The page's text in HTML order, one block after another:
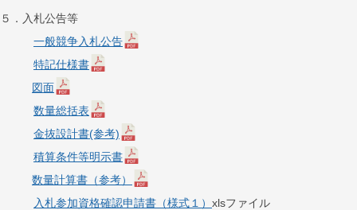
５．入札公告等
一般競争入札公告
特記仕様書
図面
数量総括表
金抜設計書(参考)
積算条件等明示書
数量計算書（参考）
入札参加資格確認申請書（様式１） xlsファイル